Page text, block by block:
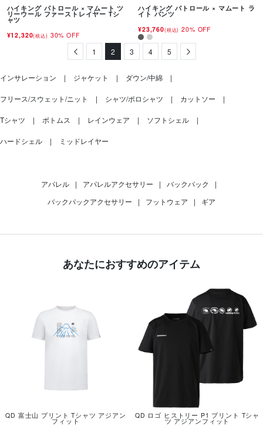
ハイキング パトロール × マムート ツ
リーウール ファーストレイヤー Tシ
ャツ
¥12,320(税込) 30% OFF
ハイキング パトロール × マムート ラ
イト パンツ
¥23,760(税込) 20% OFF
Previous
1 2 3 4 5
インサレーション ジャケット ダウン/中綿
フリース/スウェット/ニット シャツ/ポロシャツ カットソー
Tシャツ ボトムス レインウェア ソフトシェル
ハードシェル ミッドレイヤー
アパレル | アパレルアクセサリー | バックパック
|
バックパックアクセサリー
| フットウェア | ギア
あなたにおすすめのアイテム
QD 富士山 プリント Tシャツ アジアン
フィット
QD ロゴ ヒストリー P1 プリント Tシャ
ツ アジアンフィット